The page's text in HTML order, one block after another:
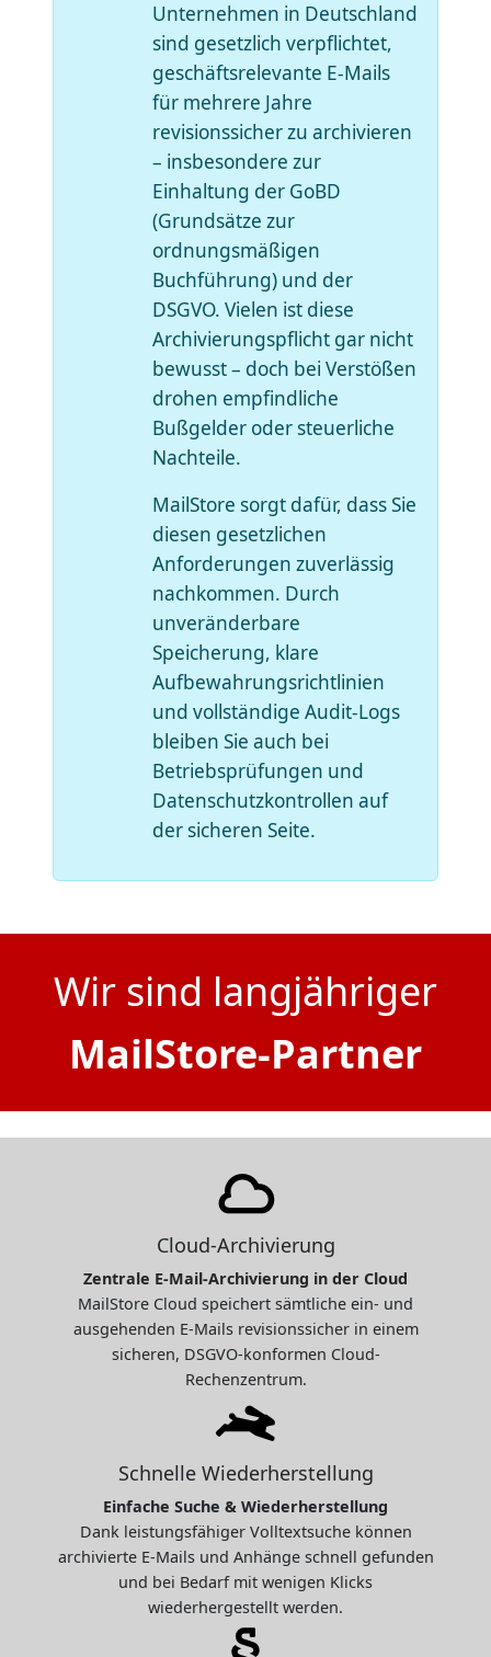
Unternehmen in Deutschland
sind gesetzlich verpflichtet,
geschäftsrelevante E-Mails
für mehrere Jahre
revisionssicher zu archivieren
– insbesondere zur
Einhaltung der GoBD
(Grundsätze zur
ordnungsmäßigen
Buchführung) und der
DSGVO. Vielen ist diese
Archivierungspflicht gar nicht
bewusst – doch bei Verstößen
drohen empfindliche
Bußgelder oder steuerliche
Nachteile.
MailStore sorgt dafür, dass Sie
diesen gesetzlichen
Anforderungen zuverlässig
nachkommen. Durch
unveränderbare
Speicherung, klare
Aufbewahrungsrichtlinien
und vollständige Audit-Logs
bleiben Sie auch bei
Betriebsprüfungen und
Datenschutzkontrollen auf
der sicheren Seite.
Wir sind langjähriger
MailStore-Partner
Cloud-Archivierung
Zentrale E-Mail-Archivierung in der Cloud
MailStore Cloud speichert sämtliche ein- und
ausgehenden E-Mails revisionssicher in einem
sicheren, DSGVO-konformen Cloud-
Rechenzentrum.
Schnelle Wiederherstellung
Einfache Suche & Wiederherstellung
Dank leistungsfähiger Volltextsuche können
archivierte E-Mails und Anhänge schnell gefunden
und bei Bedarf mit wenigen Klicks
wiederhergestellt werden.